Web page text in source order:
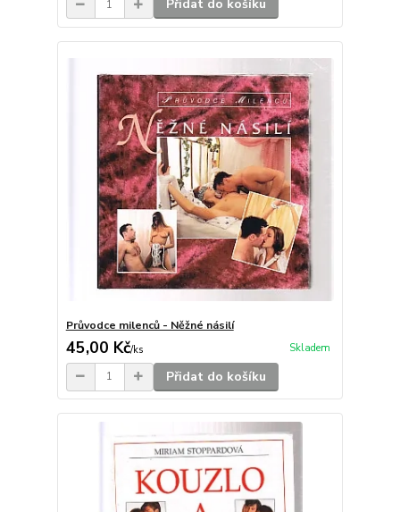
Přidat do košíku
Průvodce milenců - Něžné násilí
45,00 Kč/ks Skladem
Přidat do košíku